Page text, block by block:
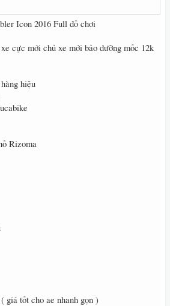
Icon 2016 Full đồ chơi
cực mới chủ xe mới bảo dưỡng mốc 12k
hiệu
Rizoma
giá tốt cho ae nhanh gọn )